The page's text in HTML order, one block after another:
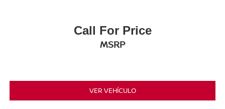
Call For Price
MSRP
VER VEHÍCULO